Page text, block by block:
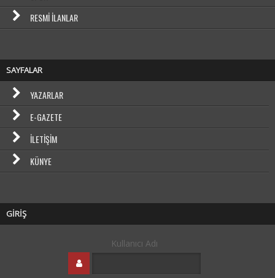
RESMI İLANLAR
SAYFALAR
YAZARLAR
E-GAZETE
İLETIŞIM
KÜNYE
GİRİŞ
Kullanıcı Adı